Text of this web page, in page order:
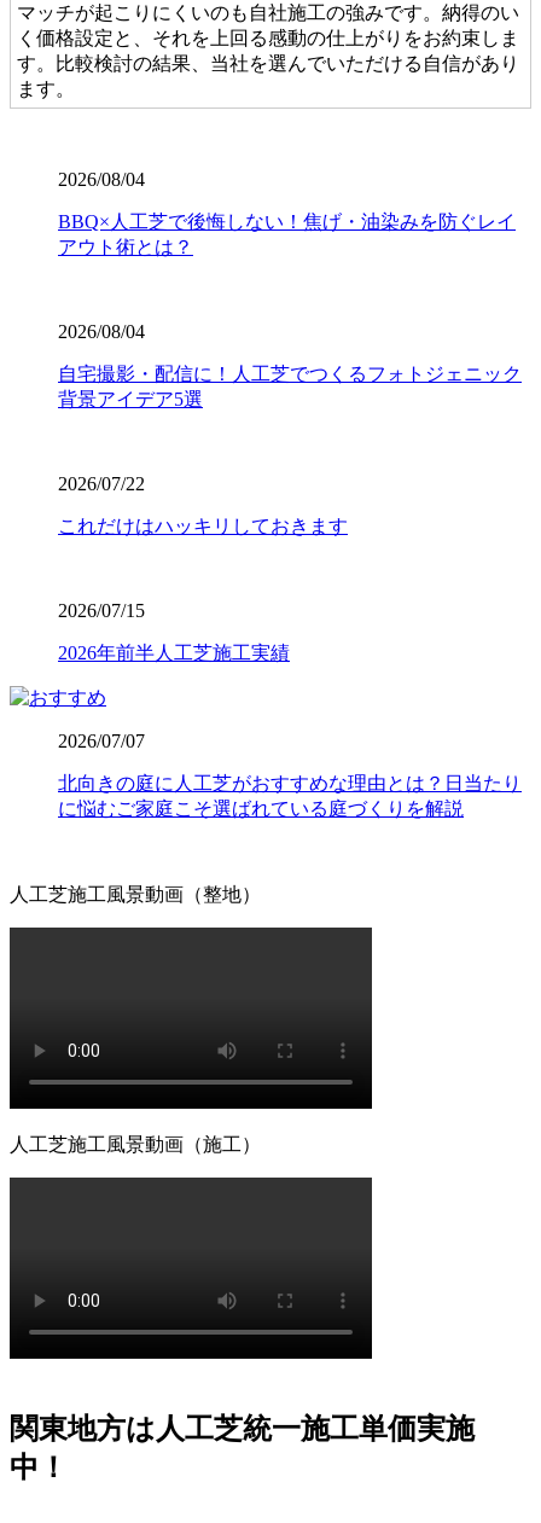
マッチが起こりにくいのも自社施工の強みです。納得のい
く価格設定と、それを上回る感動の仕上がりをお約束しま
す。比較検討の結果、当社を選んでいただける自信があり
ます。
当社の人工芝は、厳しい世界基準である海外のFIFA認定を
す。この認定は、スポーツにおける激しい衝撃や摩擦への
耐久性が保証されている証です。お子様が全力で走り回っ
が安全に、そしてアクティブに過ごせる空間を、確かな品
で、幅広い対応が可能です。まずは無料見積もりで、プロ
仕様の品質をご検討ください。
業者の選定で最も重要なのは、実は製品以上に「施工技
術」です。どんなに高級な人工芝を使っても、下地の処理
が甘かったり継ぎ目の接合が未熟だったりすると、数年で
フが責任を持って基礎から敷き込みまで一貫して行いま
す。細部までピシっと揃った、見ていて気持ちが良いほど
のフラットな仕上がりは、多くのお客様から高い評価をい
ただいております。プロの職人魂が宿る仕上がりをご提案
から始まります。
2026.7.16
す。その点、ワイズヴェルデの製品は15年の耐用を実証済
みです。長期間の使用に耐えうる高品質な素材選びこそ
いお庭づくりを、専門家の視点から支えます。
「人工芝を導入したいけれど、初期費用が気になる」とい
とが可能です。関東圏内での施工実績はトップクラスを誇
2026.7.1
お庭でのバーベキューは家族や友人との格別なひとときで
2026/08/04
BBQ×人工芝で後悔しない！焦げ・油染みを防ぐレイ
アウト術とは？
2026/08/04
自宅撮影・配信に！人工芝でつくるフォトジェニック
背景アイデア5選
2026/07/22
これだけはハッキリしておきます
2026/07/15
2026年前半人工芝施工実績
2026/07/07
北向きの庭に人工芝がおすすめな理由とは？日当たり
に悩むご家庭こそ選ばれている庭づくりを解説
人工芝施工風景動画（整地）
人工芝施工風景動画（施工）
関東地方は人工芝統一施工単価実施
中！